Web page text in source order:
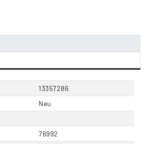
13357286
Neu
76992